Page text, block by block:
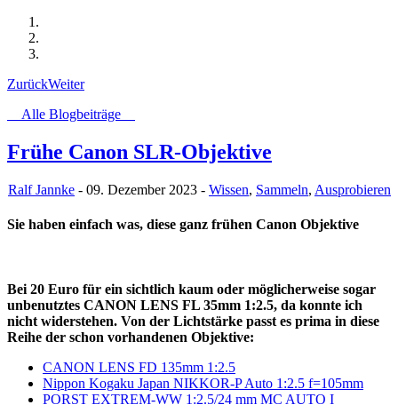
ZurückWeiter
Alle Blogbeiträge
Frühe Canon SLR-Objektive
Ralf Jannke - 09. Dezember 2023 - Wissen, Sammeln, Ausprobieren
Sie haben einfach was, diese ganz frühen Canon Objektive
Bei 20 Euro für ein sichtlich kaum oder möglicherweise sogar
unbenutztes CANON LENS FL 35mm 1:2.5, da konnte ich
nicht widerstehen. Von der Lichtstärke passt es prima in diese
Reihe der schon vorhandenen Objektive:
CANON LENS FD 135mm 1:2.5
Nippon Kogaku Japan NIKKOR-P Auto 1:2.5 f=105mm
PORST EXTREM-WW 1:2.5/24 mm MC AUTO I